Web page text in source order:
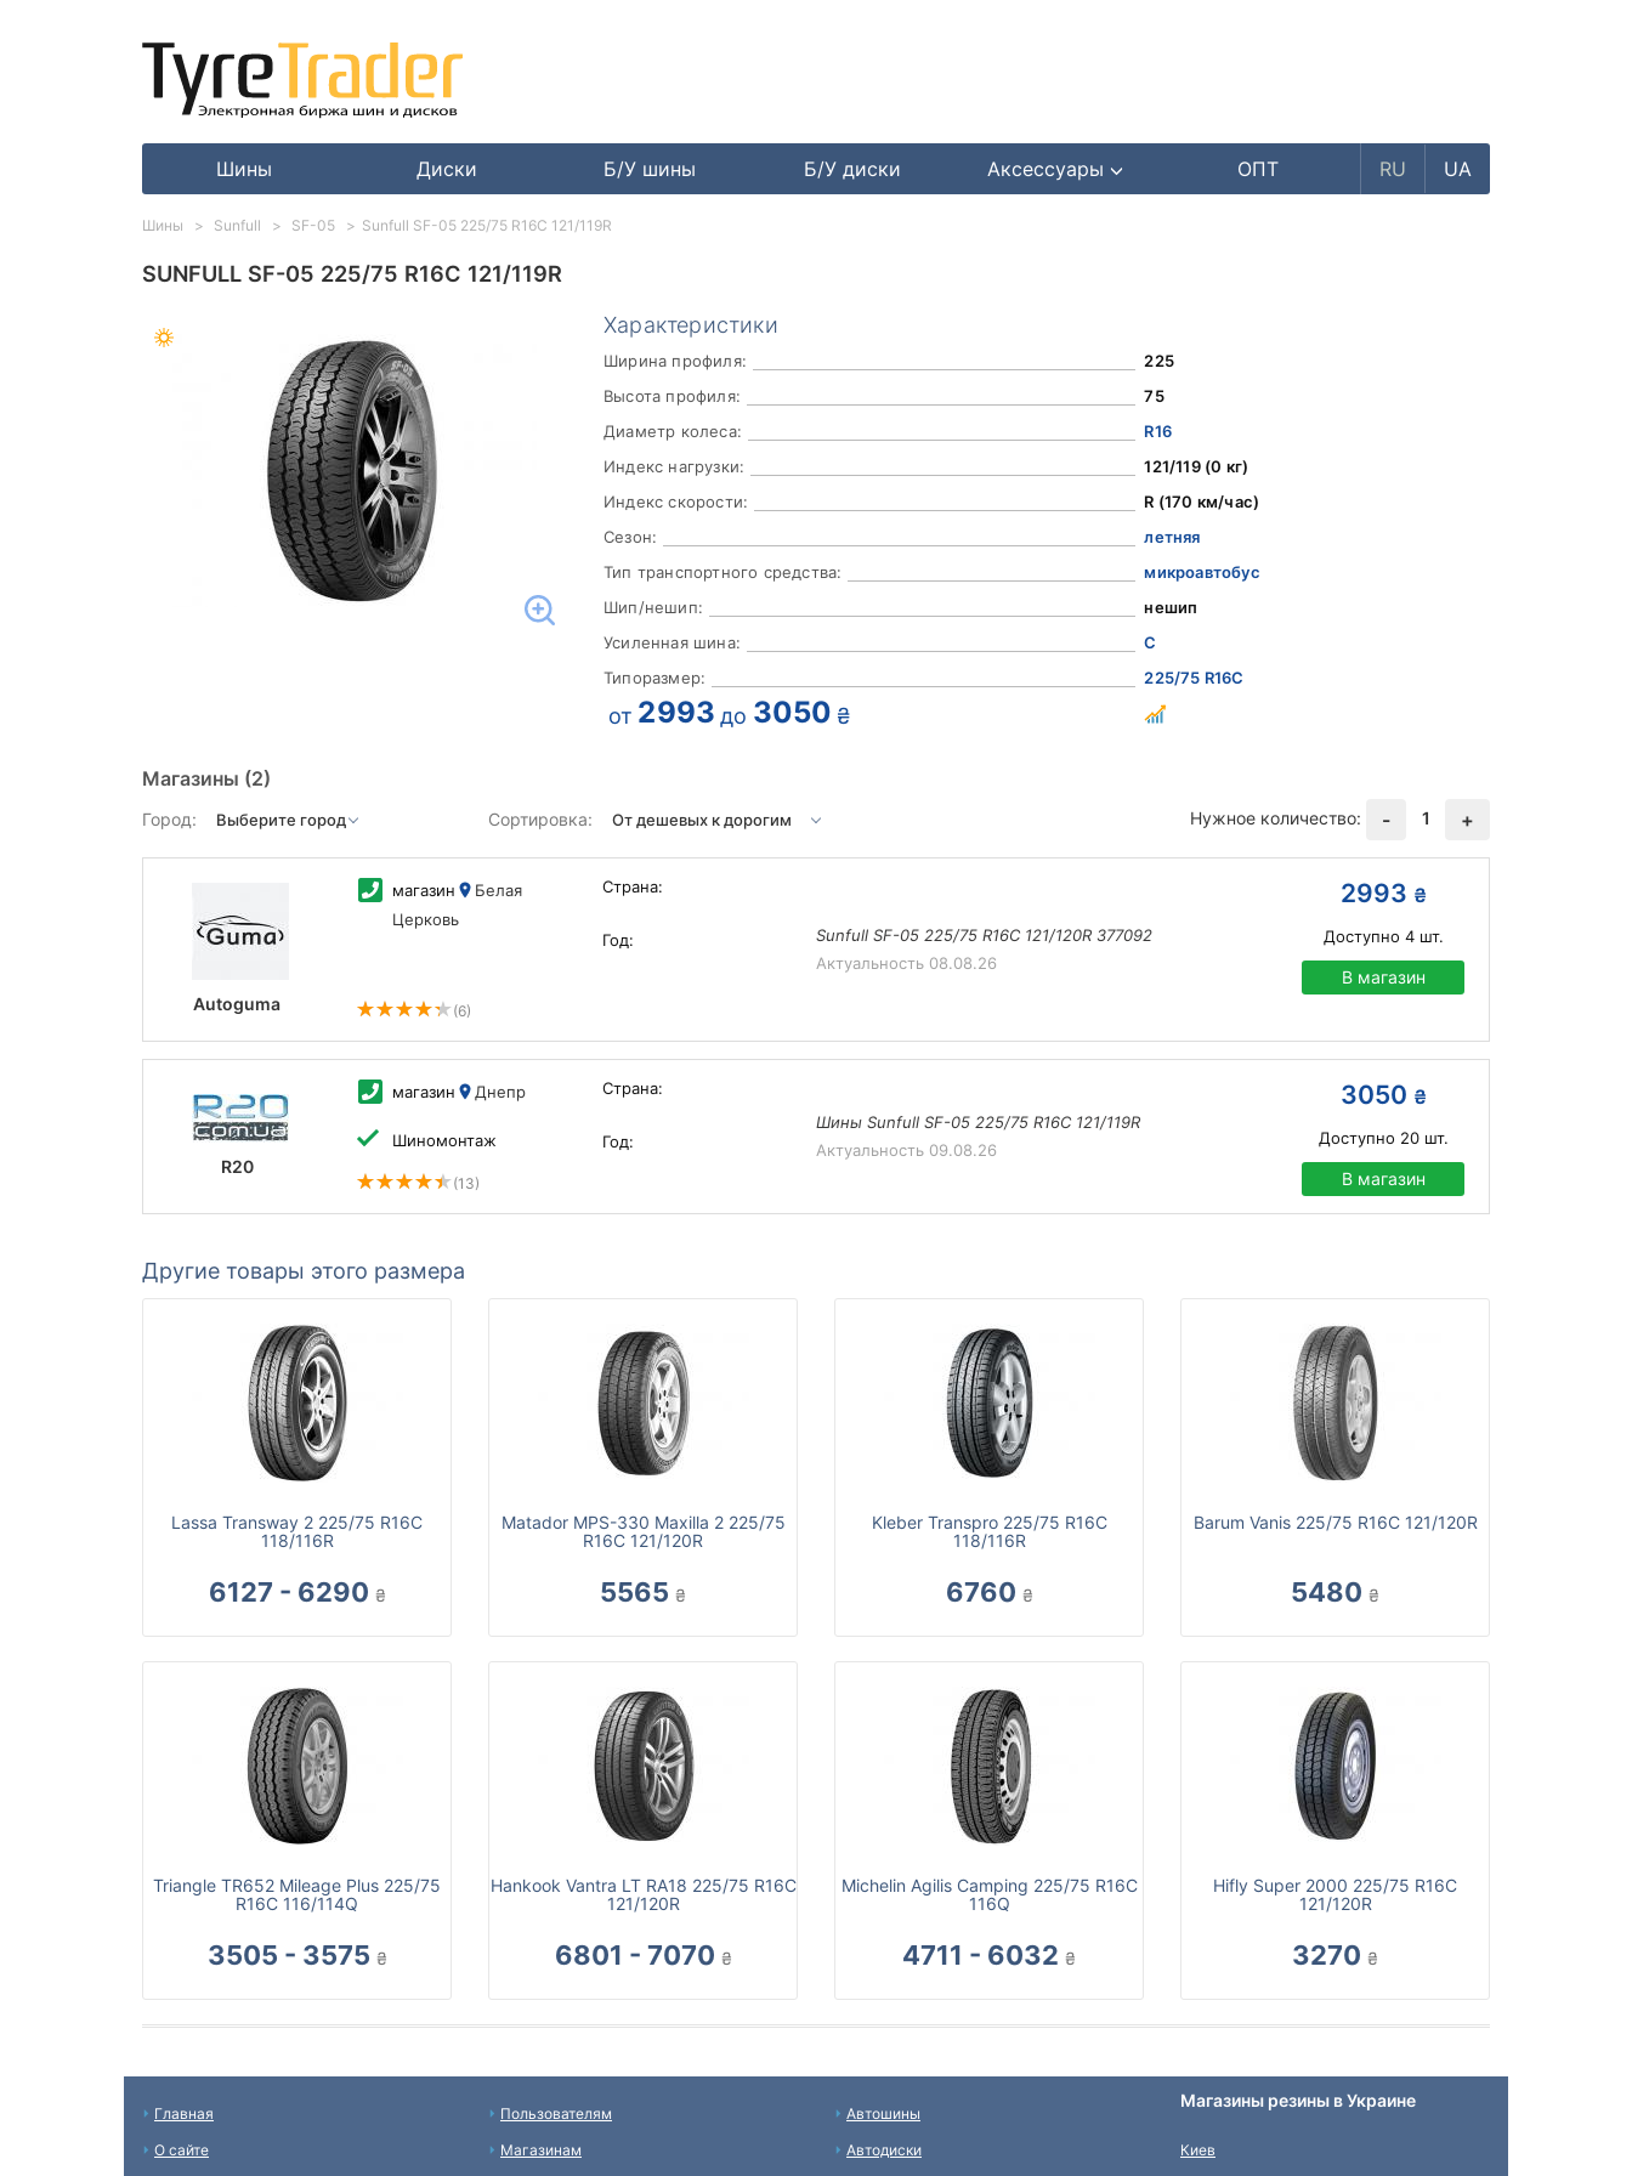
Шины Диски Б/У шины Б/У диски Аксессуары ОПТ RU UA
SUNFULL SF-05 225/75 R16C 121/119R
Характеристики
Ширина профиля:
225
Высота профиля:
75
Диаметр колеса:
R16
Индекс нагрузки:
121/119 (0 кг)
Индекс скорости:
R (170 км/час)
Сезон:
летняя
Тип транспортного средства:
микроавтобус
Шип/нешип:
нешип
Усиленная шина:
C
Типоразмер:
225/75 R16C
от 2993 до 3050 ₴
Магазины (2)
Город: Сортировка: Нужное количество: - 1 +
Autoguma
магазин
Белая
Церковь
(6)
Страна:
Год:
Sunfull SF-05 225/75 R16C 121/120R 377092
Актуальность 08.08.26
2993 ₴
Доступно 4шт.
В магазин
R20
магазин Днепр
Шиномонтаж
(13)
Страна:
Год:
Шины Sunfull SF-05 225/75 R16C 121/119R
Актуальность 09.08.26
3050 ₴
Доступно 20шт.
В магазин
Другие товары этого размера
Lassa Transway 2 225/75 R16C
118/116R
6127 - 6290 ₴
Matador MPS-330 Maxilla 2 225/75
R16C 121/120R
5565 ₴
Kleber Transpro 225/75 R16C
118/116R
6760 ₴
Barum Vanis 225/75 R16C 121/120R
5480 ₴
Triangle TR652 Mileage Plus 225/75
R16C 116/114Q
3505 - 3575 ₴
Hankook Vantra LT RA18 225/75 R16C
121/120R
6801 - 7070 ₴
Michelin Agilis Camping 225/75 R16C
116Q
4711 - 6032 ₴
Hifly Super 2000 225/75 R16C
121/120R
3270 ₴
Шины Sunfull SF-05 Sunfull SF-05 225/75 R16C 121/119R
Главная
О сайте
Пользователям
Магазинам
Автошины
Автодиски
Магазины резины в Украине
Киев